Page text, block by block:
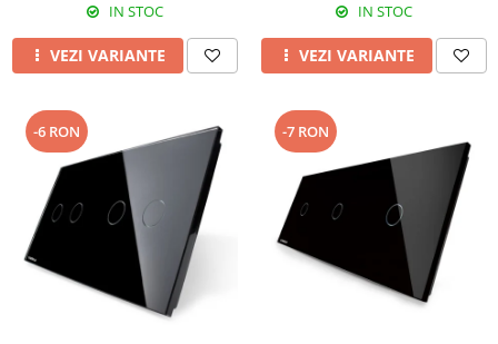
IN STOC
VEZI VARIANTE
IN STOC
VEZI VARIANTE
-6 RON -7 RON